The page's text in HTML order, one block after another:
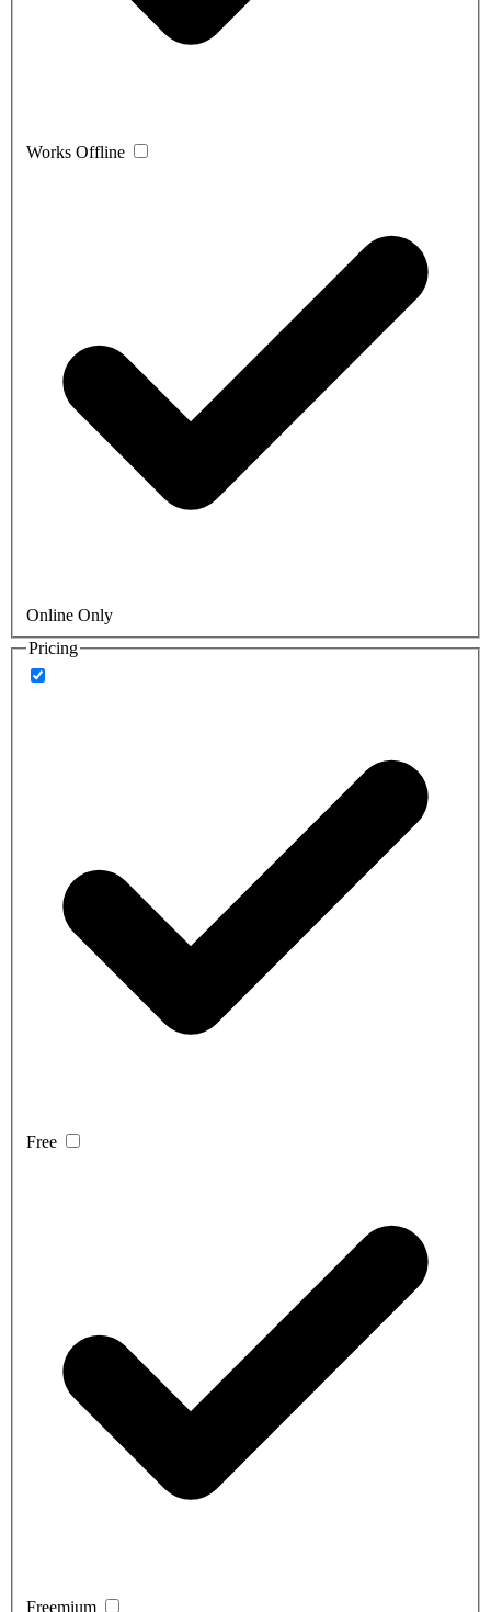
Works Offline
Online Only
Pricing
Free
Freemium